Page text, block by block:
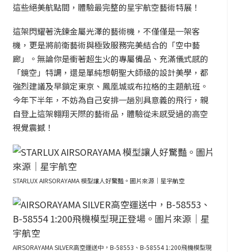
這些絕美航點間，體驗最完整的星宇航空藝術特展！
這架閃耀著洗鍊金屬光澤的藝術機，不僅僅是一架客
機，更是將前衛藝術與極致服務完美結合的「空中藝
廊」。無論你是衝著超生火的專屬備品、充滿儀式感的
「鏡空」特調，還是單純想朝聖大師級的設計美學，都
強烈建議及早鎖定東京、鳳凰城或布拉格的主題航班。
今年下半年，不妨為自己安排一趟別具意義的飛行，親
自登上這架翱翔天際的藝術品，體驗從未感受過的高空
視覺震撼！
STARLUX AIRSORAYAMA 模型讓人好驚豔。圖片來源｜星宇航空
AIRSORAYAMA SILVER高空運送中，B-58553、B-58554 1:200飛機模型現